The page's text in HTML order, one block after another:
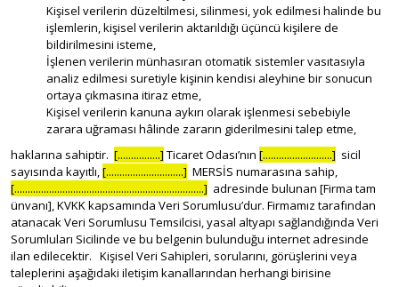
Kişisel verilerin düzeltilmesi, silinmesi, yok edilmesi halinde bu
işlemlerin, kişisel verilerin aktarıldığı üçüncü kişilere de
bildirilmesini isteme,
İşlenen verilerin münhasıran otomatik sistemler vasıtasıyla
analiz edilmesi suretiyle kişinin kendisi aleyhine bir sonucun
ortaya çıkmasına itiraz etme,
Kişisel verilerin kanuna aykırı olarak işlenmesi sebebiyle
zarara uğraması hâlinde zararın giderilmesini talep etme,
haklarına sahiptir. [................] Ticaret Odası’nın [..........................] sicil
sayısında kayıtlı,[.............................] MERSİS numarasına sahip,
[.......................................................................] adresinde bulunan [Firma tam
ünvanı], KVKK kapsamında Veri Sorumlusu’dur. Firmamız tarafından
atanacak Veri Sorumlusu Temsilcisi, yasal altyapı sağlandığında Veri
Sorumluları Sicilinde ve bu belgenin bulunduğu internet adresinde
ilan edilecektir. Kişisel Veri Sahipleri, sorularını, görüşlerini veya
taleplerini aşağıdaki iletişim kanallarından herhangi birisine